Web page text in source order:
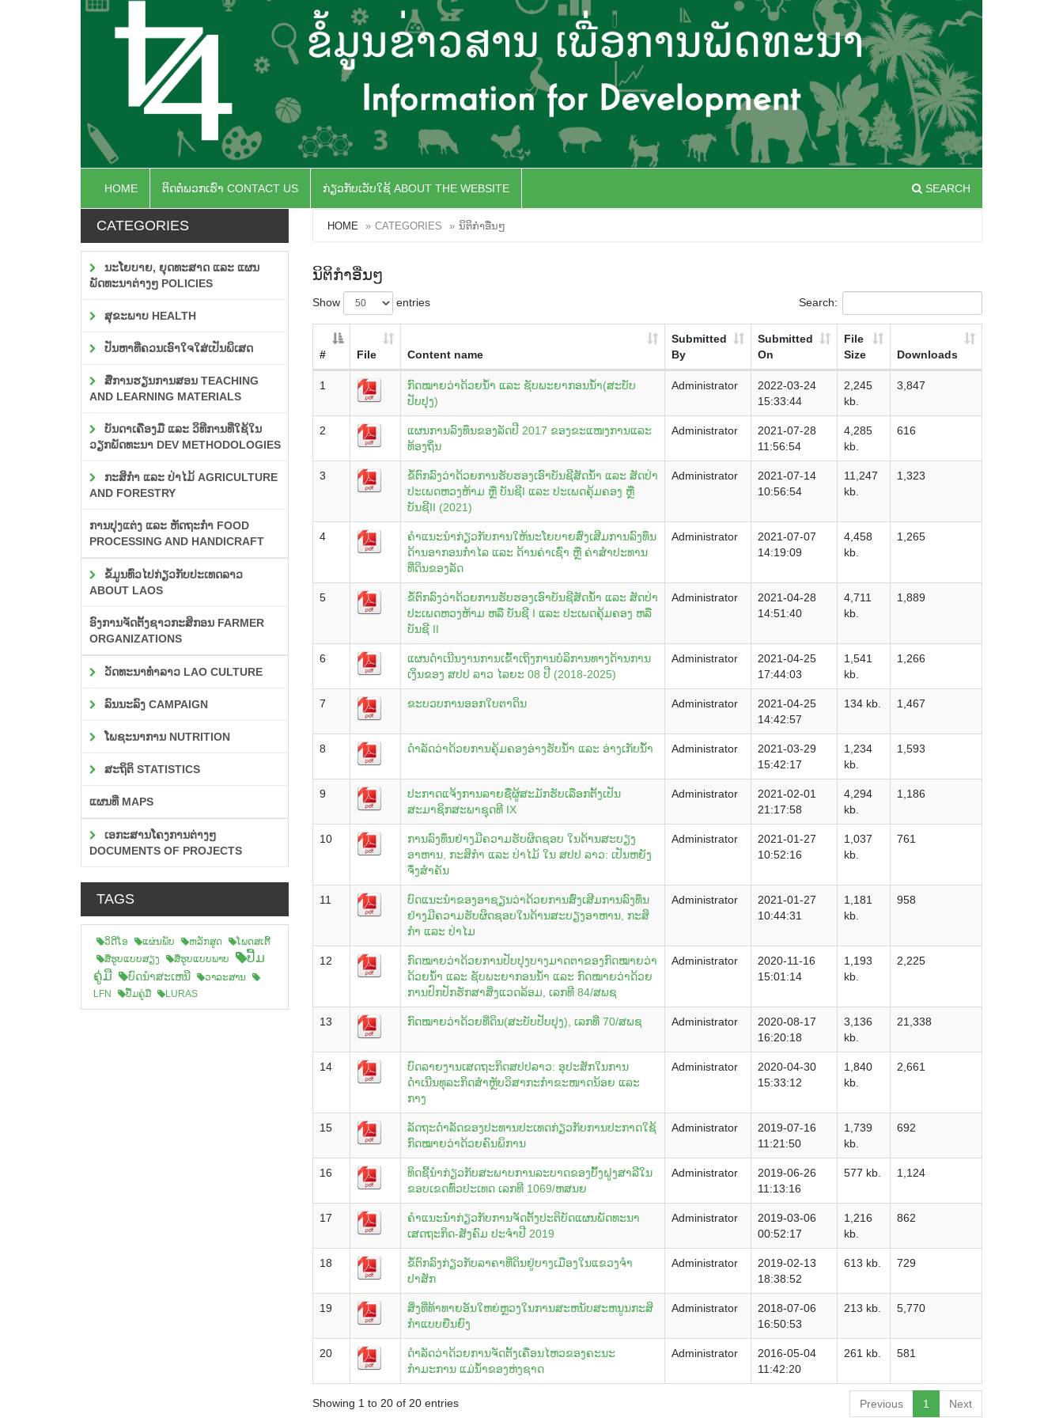
HOME ຕິດຕໍ່ພວກເຮົາ CONTACT US ກ່ຽວກັບເວັບໃຊ້ ABOUT THE WEBSITE SEARCH
CATEGORIES
ນະໂຍບາຍ, ຍຸດທະສາດ ແລະ ແຜນ
ພັດທະນາຕ່າງໆ POLICIES
ສຸຂະພາບ HEALTH
ປັນຫາທີ່ຄວນເອົາໃຈໃສ່ເປັນພິເສດ
ສື່ການຮຽນການສອນ TEACHING
AND LEARNING MATERIALS
ບັນດາເຄື່ອງມື ແລະ ວິທີການທີ່ໃຊ້ໃນ
ວຽກພັດທະນາ DEV METHODOLOGIES
ກະສິກຳ ແລະ ປ່າໄມ້ AGRICULTURE
AND FORESTRY
ການປຸງແຕ່ງ ແລະ ຫັດຖະກຳ FOOD
PROCESSING AND HANDICRAFT
ຂໍ້ມູນທົ່ວໄປກ່ຽວກັບປະເທດລາວ
ABOUT LAOS
ອົງການຈັດຕັ້ງຊາວກະສິກອນ FARMER
ORGANIZATIONS
ວັດທະນາທຳລາວ LAO CULTURE
ລົນນະລົງ CAMPAIGN
ໂພຊະນາການ NUTRITION
ສະຖິຕິ STATISTICS
ແຜນທີ່ MAPS
ເອກະສານໂຄງການຕ່າງໆ
DOCUMENTS OF PROJECTS
TAGS
ວິດີໂອ ແຜ່ນພັບ ຫລັກສູດ
ໂພດສເຕີ້
ສືຮູບແບບສຽງ
ສື່ຮູບແບບພາບ
ປື້ມ
ຄູ່ມື
ບົດນຳສະເຫນີ
ວາລະສານ
LFN
ປື້ມຄູ່ມື LURAS
HOME CATEGORIES ນິຕິກຳອື່ນໆ
ນິຕິກຳອື່ນໆ
Show entries Search:
# File Content name
Submitted
By
Submitted
On
File
Size
Downloads
1
ກົດໝາຍວ່າດ້ວຍນ້ຳ ແລະ ຊັບພະຍາກອນນ້ຳ​(ສະບັບ
ປັບປຸງ)
Administrator
2022-03-24
15:33:44
2,245
kb.
3,847
2
ແຜນການລົງທຶນຂອງລັດປີ 2017 ຂອງຂະແໜງການແລະ
ທ້ອງຖິ່ນ
Administrator
2021-07-28
11:56:54
4,285
kb.
616
3
ຂໍ້ຕົກລົງວ່າດ້ວຍການຮັບຮອງເອົາບັນຊີສັດນ້ຳ ແລະ ສັດປ່າ
ປະເພດຫວງຫ້າມ ຫຼື ບັນຊີI ແລະ ປະເພດຄຸ້ມຄອງ ຫຼື
ບັນຊີII (2021)
Administrator
2021-07-14
10:56:54
11,247
kb.
1,323
4
ຄຳແນະນຳກ່ຽວກັບການໃຫ້ນະໂຍບາຍສົ່ງເສີມການລົງທຶນ
ດ້ານອາກອນກຳໄລ ແລະ ດ້ານຄ່າເຊົ່າ ຫຼື ຄ່າສຳປະທານ
ທີ່ດິນຂອງລັດ
Administrator
2021-07-07
14:19:09
4,458
kb.
1,265
5
ຂໍ້ຕົກລົງວ່າດ້ວຍການຮັບຮອງເອົາບັນຊີສັດນ້ຳ ແລະ ສັດປ່າ
ປະເພດຫວງຫ້າມ ຫລື ບັນຊີ I ແລະ ປະເພດຄຸ້ມຄອງ ຫລື
ບັນຊີ II
Administrator
2021-04-28
14:51:40
4,711
kb.
1,889
6
ແຜນ​ດຳ​ເນີ​ນງານການ​ເຂົ້າ​ເຖິງ​ການ​ບໍ​ລິ​ການ​ທາງ​ດ້ານ​ການ​
ເງິນ​ຂອງ ສ​ປ​ປ ລາວ ໄລ​ຍະ 08 ປີ (2018-2025)
Administrator
2021-04-25
17:44:03
1,541
kb.
1,266
7 ຂະບວບການອອກໃບຕາດິນ Administrator
2021-04-25
14:42:57
134 kb. 1,467
8 ດຳລັດວ່າດ້ວຍການຄຸ້ມຄອງອ່າງຮັບນ້ຳ ແລະ ອ່າງເກັບນ້້ຳ Administrator
2021-03-29
15:42:17
1,234
kb.
1,593
9
ປະກາດແຈ້ງການລາຍຊື່ຜູ້ສະມັກຮັບເລືອກຕັ້ງເປັນ
ສະມາຊິກສະພາຊຸດທີ IX
Administrator
2021-02-01
21:17:58
4,294
kb.
1,186
10
ການລົງທຶນຢ່າງມີຄວາມຮັບຜິດຊອບ ໃນດ້ານສະບຽງ
ອາຫານ, ກະສິກຳ ແລະ ປ່າໄມ້ ໃນ ສປປ ລາວ: ເປັນຫຍັງ
ຈຶ່ງສຳຄັນ
Administrator
2021-01-27
10:52:16
1,037
kb.
761
11
ບົດແນະນໍາຂອງອາຊຽນວ່າດ້ວຍການສົ່ງເສີມການລົງທຶນ
ຢ່າງມີຄວາມຮັບຜິດຊອບໃນດ້ານສະບຽງອາຫານ, ກະສິ
ກໍາ ແລະ ປ່າໄມ
Administrator
2021-01-27
10:44:31
1,181
kb.
958
12
ກົດໝາຍວ່າດ້ວຍການປັບປຸງບາງມາດຕາຂອງກົດໝາຍວ່າ
ດ້ວຍນ້ຳ ແລະ ຊັບພະຍາກອນນ້ຳ ແລະ ກົດໝາຍວ່າດ້ວຍ
ການປົກປັກຮັກສາສິ່ງແວດລ້ອມ, ເລກທີ 84/ສພຊ
Administrator
2020-11-16
15:01:14
1,193
kb.
2,225
13 ກົດໝາຍວ່າດ້ວຍທີ່ດິນ(ສະບັບປັບປຸງ), ເລກທີ່ 70/ສພຊ Administrator
2020-08-17
16:20:18
3,136
kb.
21,338
14
ບົດລາຍງານເສດຖະກິດສປປລາວ: ອຸປະສັກໃນການ
ດຳເນີນທຸລະກິດສຳຫຼັບວິສາກະກຳຂະໜາດນ້ອຍ ແລະ
ກາງ
Administrator
2020-04-30
15:33:12
1,840
kb.
2,661
15
ລັດຖະດຳລັດຂອງປະທານປະເທດກ່ຽວກັບການປະກາດໃຊ້
ກົດໝາຍວ່າດ້ວຍຄົນພິການ
Administrator
2019-07-16
11:21:50
1,739
kb.
692
16
ທິດຊີ້ນຳກ່ຽວກັບສະພາບການລະບາດຂອງບົ້້ງຝູງສາລີໃນ
ຂອບເຂດທົ່ວປະເທດ ເລກທີ 1069/ຫສນຍ
Administrator
2019-06-26
11:13:16
577 kb. 1,124
17
ຄຳແນະນຳກ່ຽວກັບການຈັດຕັ້ງປະຕິບັດແຜນພັດທະນາ
ເສດຖະກິດ-ສັງຄົມ ປະຈຳປີ 2019
Administrator
2019-03-06
00:52:17
1,216
kb.
862
18
ຂໍ້ຕົກລົງກ່ຽວກັບລາຄາທີ່ດິນຢູ່ບາງເມືອງໃນແຂວງຈຳ
ປາສັກ
Administrator
2019-02-13
18:38:52
613 kb. 729
19
ສິ່ງທີ່ທ້າທາຍອັນໃຫຍ່ຫຼວງໃນການສະຫນັບສະຫນູນກະສິ
ກໍາແບບຍືນຍົງ
Administrator
2018-07-06
16:50:53
213 kb. 5,770
20
ດຳລັດວ່າດ້ວຍການຈັດຕັ້ງເຄື່ອນໄຫວຂອງຄະນະ
ກຳມະການ ແມ່ນ້ຳຂອງຫ່ງຊາດ
Administrator
2016-05-04
11:42:20
261 kb. 581
Showing 1 to 20 of 20 entries Previous 1 Next